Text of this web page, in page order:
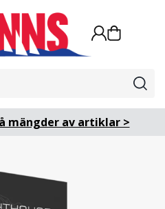
mängder av artiklar >